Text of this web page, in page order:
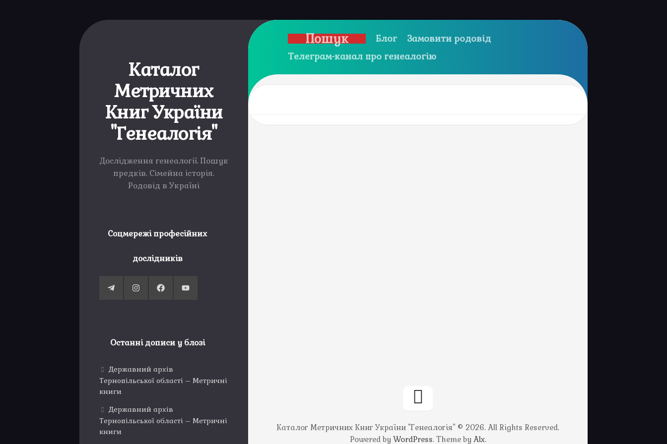
Каталог
Метричних
Книг України
"Генеалогія"
Дослідження генеалогії. Пошук
предків. Сімейна історія.
Родовід в Україні
Соцмережі професійних
дослідників
Останні дописи у блозі
Державний архів
Тернопільської області – Метричні
книги
Державний архів
Тернопільської області – Метричні
книги
Пошук Блог
Замовити родовід
Телеграм-канал про генеалогію
Каталог Метричних Книг України "Генеалогія" © 2026. All Rights Reserved.
Powered by WordPress. Theme by Alx.